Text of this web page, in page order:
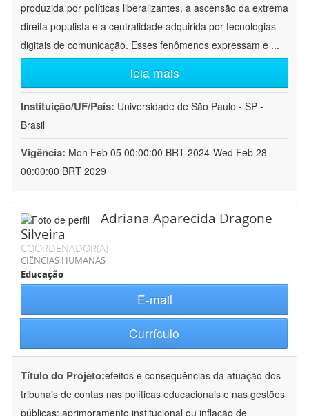
produzida por políticas liberalizantes, a ascensão da extrema
direita populista e a centralidade adquirida por tecnologias
digitais de comunicação. Esses fenômenos expressam e ...
leia mais
Instituição/UF/País: Universidade de São Paulo - SP -
Brasil
Vigência: Mon Feb 05 00:00:00 BRT 2024-Wed Feb 28
00:00:00 BRT 2029
Adriana Aparecida Dragone
Silveira
COORDENADOR(A)
CIÊNCIAS HUMANAS
Educação
E-mail
Currículo
Título do Projeto:efeitos e consequências da atuação dos
tribunais de contas nas políticas educacionais e nas gestões
públicas: aprimoramento institucional ou inflação de